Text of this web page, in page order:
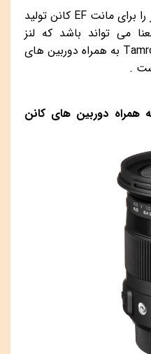
برای مانت EF کانن تولید
می تواند باشد که لنز
به همراه دوربین های
.
همراه دوربین های کانن